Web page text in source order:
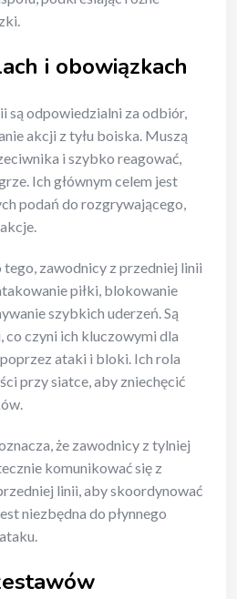
i obowiązkach
są odpowiedzialni za odbiór,
akcji z tyłu boiska. Muszą
i szybko reagować,
Ich głównym celem jest
podań do rozgrywającego,
zawodnicy z przedniej linii
piłki, blokowanie
szybkich uderzeń. Są
czyni ich kluczowymi dla
ataki i bloki. Ich rola
przy siatce, aby zniechęcić
że zawodnicy z tylniej
komunikować się z
linii, aby skoordynować
niezbędna do płynnego